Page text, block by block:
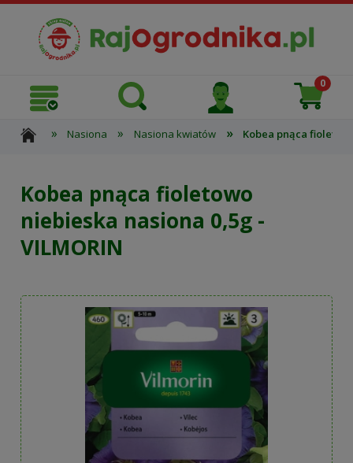
» Nasiona » Nasiona kwiatów » Kobea pnąca
Kobea pnąca fioletowo
niebieska nasiona 0,5g -
VILMORIN